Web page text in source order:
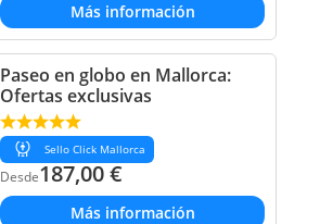
Más información
Paseo en globo en Mallorca:
Ofertas exclusivas
Sello Click Mallorca
Desde187,00€
Más información